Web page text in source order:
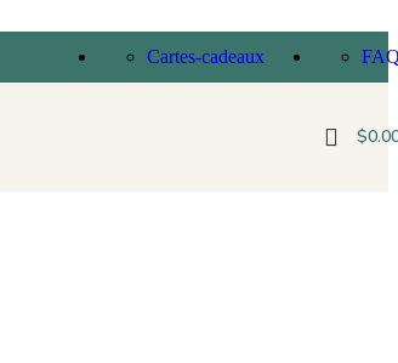
Cartes-cadeaux
$